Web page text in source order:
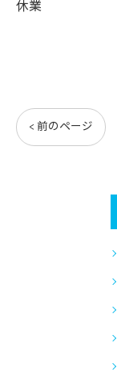
休業
< 前のページ